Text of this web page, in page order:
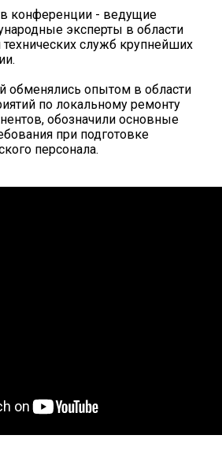
конференции - ведущие
эксперты в области
служб крупнейших
обменялись опытом в области
по локальному ремонту
обозначили основные
при подготовке
персонала.